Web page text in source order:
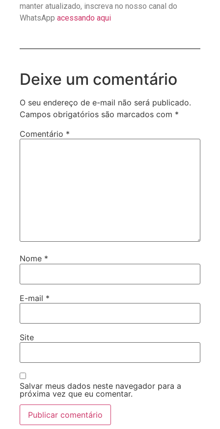
manter atualizado, inscreva no nosso canal do
WhatsApp acessando aqui
Deixe um comentário
O seu endereço de e-mail não será publicado.
Campos obrigatórios são marcados com *
Comentário *
Nome *
E-mail *
Site
Salvar meus dados neste navegador para a
próxima vez que eu comentar.